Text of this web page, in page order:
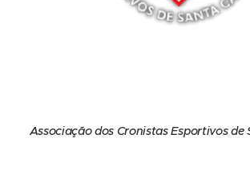
Associação dos Cronistas Esportivos de